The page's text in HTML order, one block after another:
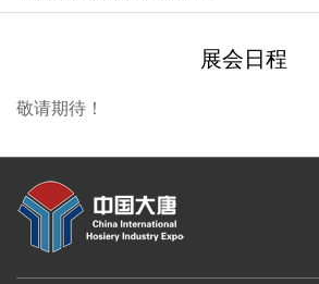
展会日程
敬请期待！